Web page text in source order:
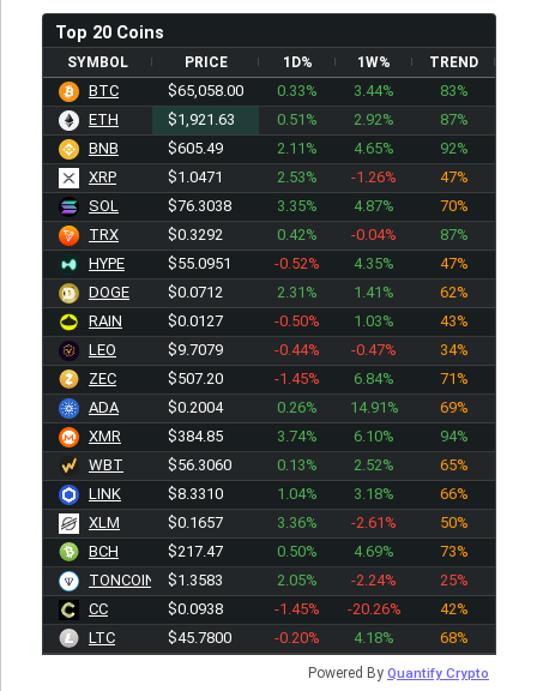
Top 20 Coins
SYMBOL PRICE 1D% 1W% TREND
BTC $65,058.00 0.33% 3.44%
83%
ETH
$1,921.63 0.51% 2.92%
87%
BNB
$605.49 2.11% 4.65%
92%
XRP
$1.0471 2.53% -1.26%
47%
SOL
$76.3038 3.35% 4.87%
70%
TRX
$0.3292 0.42% -0.04%
87%
HYPE
$55.0951 -0.52% 4.35%
47%
DOGE
$0.0712 2.31% 1.41%
62%
RAIN
$0.0127 -0.50% 1.03%
43%
LEO
$9.7079 -0.44% -0.47%
34%
ZEC
$507.20 -1.45% 6.84%
71%
ADA
$0.2004 0.26% 14.91%
69%
XMR
$384.85 3.74% 6.10%
94%
WBT
$56.3060 0.13% 2.52%
65%
LINK
$8.3310 1.04% 3.18%
66%
XLM
$0.1657 3.36% -2.61%
50%
BCH
$217.50 0.50% 4.69%
73%
TONCOIN
$1.3583 2.05% -2.24%
25%
CC
$0.0938 -1.45% -20.26%
42%
LTC
$45.7800 -0.20% 4.18% 68%
Powered By Quantify Crypto